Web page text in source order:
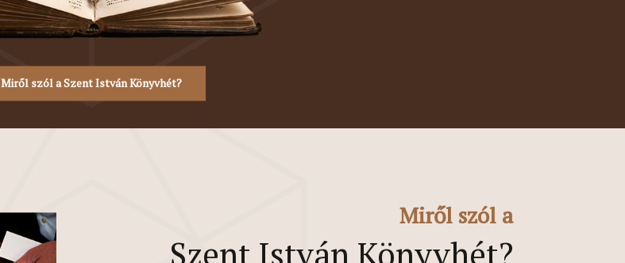
Miről szól a Szent István Könyvhét?
Miről szól a
Szent István Könyvhét?